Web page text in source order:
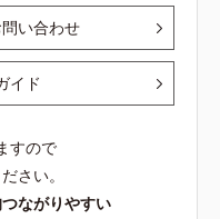
い合わせ
イド
すので
さい。
ながりやすい